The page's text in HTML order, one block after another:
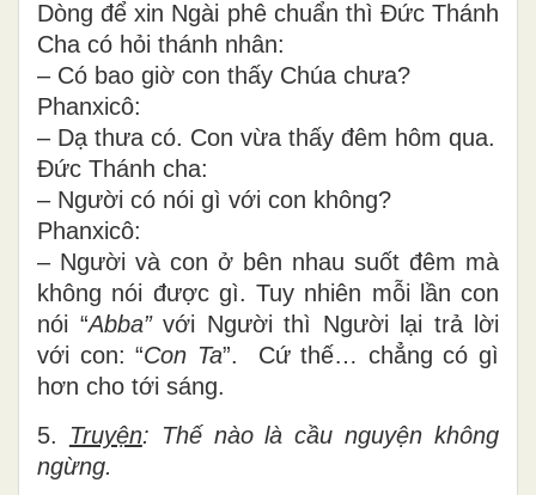
Dòng để xin Ngài phê chuẩn thì Đức Thánh
Cha có hỏi thánh nhân:
– Có bao giờ con thấy Chúa chưa?
Phanxicô:
– Dạ thưa có. Con vừa thấy đêm hôm qua.
Đức Thánh cha:
– Người có nói gì với con không?
Phanxicô:
– Người và con ở bên nhau suốt đêm mà
không nói được gì. Tuy nhiên mỗi lần con
nói “Abba”với Người thì Người lại trả lời
với con: “Con Ta”. Cứ thế… chẳng có gì
hơn cho tới sáng.
5. Truyện: Thế nào là cầu nguyện không
ngừng.